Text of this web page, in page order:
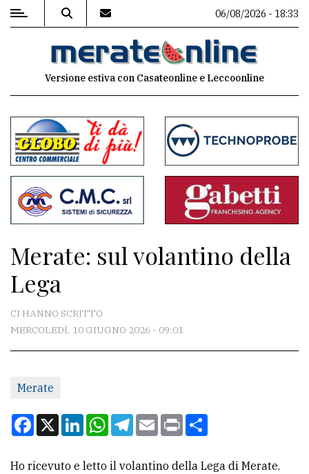
MENU
commenti
Contenuti
del
sito
Associazioni
Meteo
redazione
Scrivici
la
06/08/2026 - 18:33
Versione estiva con Casateonline e Leccoonline
Merate: sul volantino della
Lega
CI HANNO SCRITTO
MERCOLEDÌ, 10 GIUGNO 2026 - 09:01
Merate
Facebook
X LinkedInWhatsApp
Telegram
EmailPrint
Ho ricevuto e letto il volantino della Lega di Merate.